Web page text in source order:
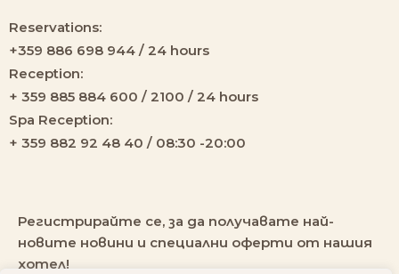
Reservations:
+359 886 698 944 / 24 hours
Reception:
+ 359 885 884 600 / 2100 / 24 hours
Spa Reception:
+ 359 882 92 48 40 / 08:30 -20:00
Регистрирайте се, за да получавате най-
новите новини и специални оферти от нашия
хотел!